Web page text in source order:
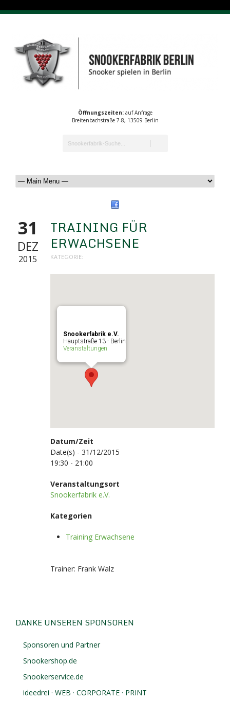
Öffnungszeiten:auf Anfrage
Breitenbachstraße 7-8, 13509 Berlin
31
DEZ
2015
TRAINING FÜR
ERWACHSENE
KATEGORIE:
Snookerfabrik e.V.
Hauptstraße 13 - Berlin
Veranstaltungen
Datum/Zeit
Date(s) - 31/12/2015
19:30 - 21:00
Veranstaltungsort
Snookerfabrik e.V.
Kategorien
Training Erwachsene
Trainer: Frank Walz
DANKE UNSEREN SPONSOREN
Sponsoren und Partner
Snookershop.de
Snookerservice.de
ideedrei · WEB · CORPORATE · PRINT